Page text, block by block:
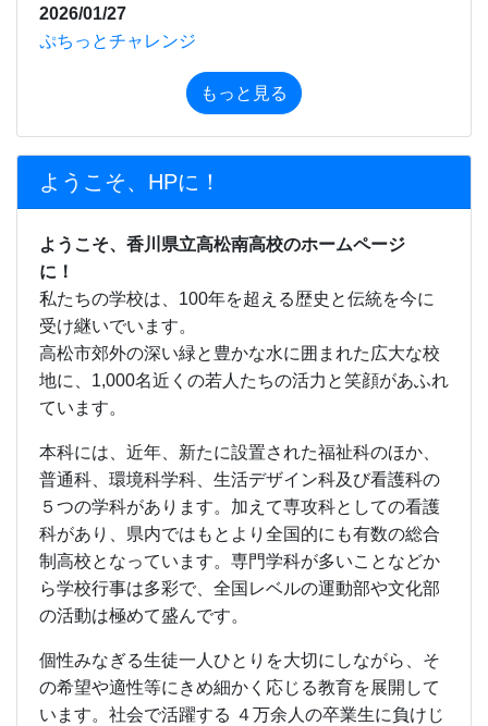
受け継いでいます。
高松市郊外の深い緑と豊かな水に囲まれた広大な校
地に、1,000名近くの若人たちの活力と笑顔があふれ
ています。
本科には、近年、新たに設置された福祉科のほか、
普通科、環境科学科、生活デザイン科及び看護科の
５つの学科があります。加えて専攻科としての看護
科があり、県内ではもとより全国的にも有数の総合
制高校となっています。専門学科が多いことなどか
ら学校行事は多彩で、全国レベルの運動部や文化部
の活動は極めて盛んです。
個性みなぎる生徒一人ひとりを大切にしながら、そ
の希望や適性等にきめ細かく応じる教育を展開して
います。社会で活躍する ４万余人の卒業生に負けじ
と、”見つめて 未来へ 南高”を合言葉に南高第２
世紀を力強く歩んでいます。
新校舎改築第１期工事として、平成26・27年度の２
年間で、旧第１校舎の中央棟から西半分を撤去し、
そこへ新校舎西館が建設されました。そして、旧第
事の新校舎東館の建設が始まりました。工事中はご
不便をおかけしましたが、平成31年３月中に内装工
事と引っ越しも終わり新校舎全てが完成しました。